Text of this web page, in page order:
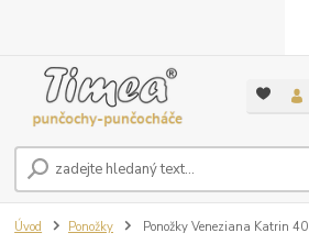
Úvod Ponožky Ponožky Veneziana Katrin 40